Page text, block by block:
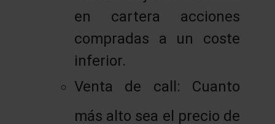
en cartera acciones
compradas a un coste
inferior.
Venta de call: Cuanto
más alto sea el precio de